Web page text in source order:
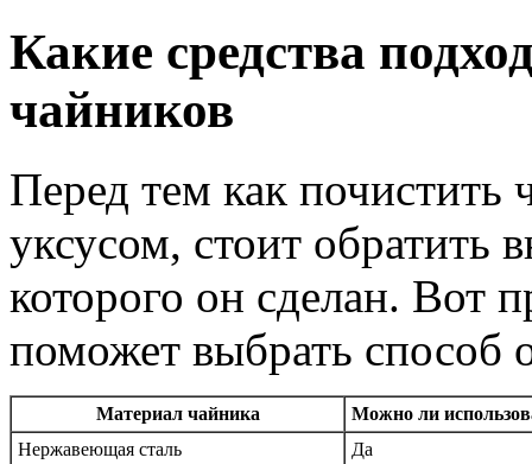
Какие средства
чайников
Перед тем как
уксусом, стоит обратить
которого он сделан. Вот
поможет выбрать способ
Материал чайника
Можно ли
Нержавеющая сталь
Да